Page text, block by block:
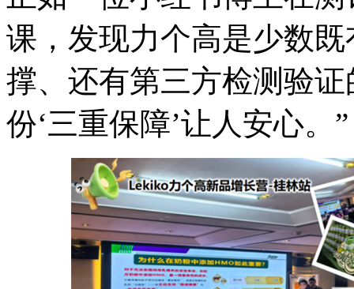
课，发现力个高是少数
撑、还有第三方检测验
份‘三重保障’让人安心。”